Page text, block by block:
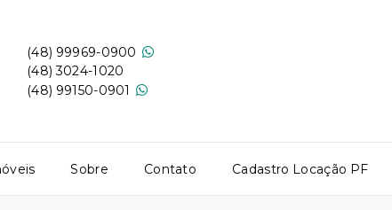
(48) 99969-0900
(48) 3024-1020
(48) 99150-0901
Sobre Contato Cadastro Locação PF